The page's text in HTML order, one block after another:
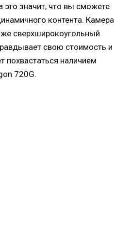
это значит, что вы сможете
контента. Камера
сверхширокоугольный
свою стоимость и
наличием
720G.